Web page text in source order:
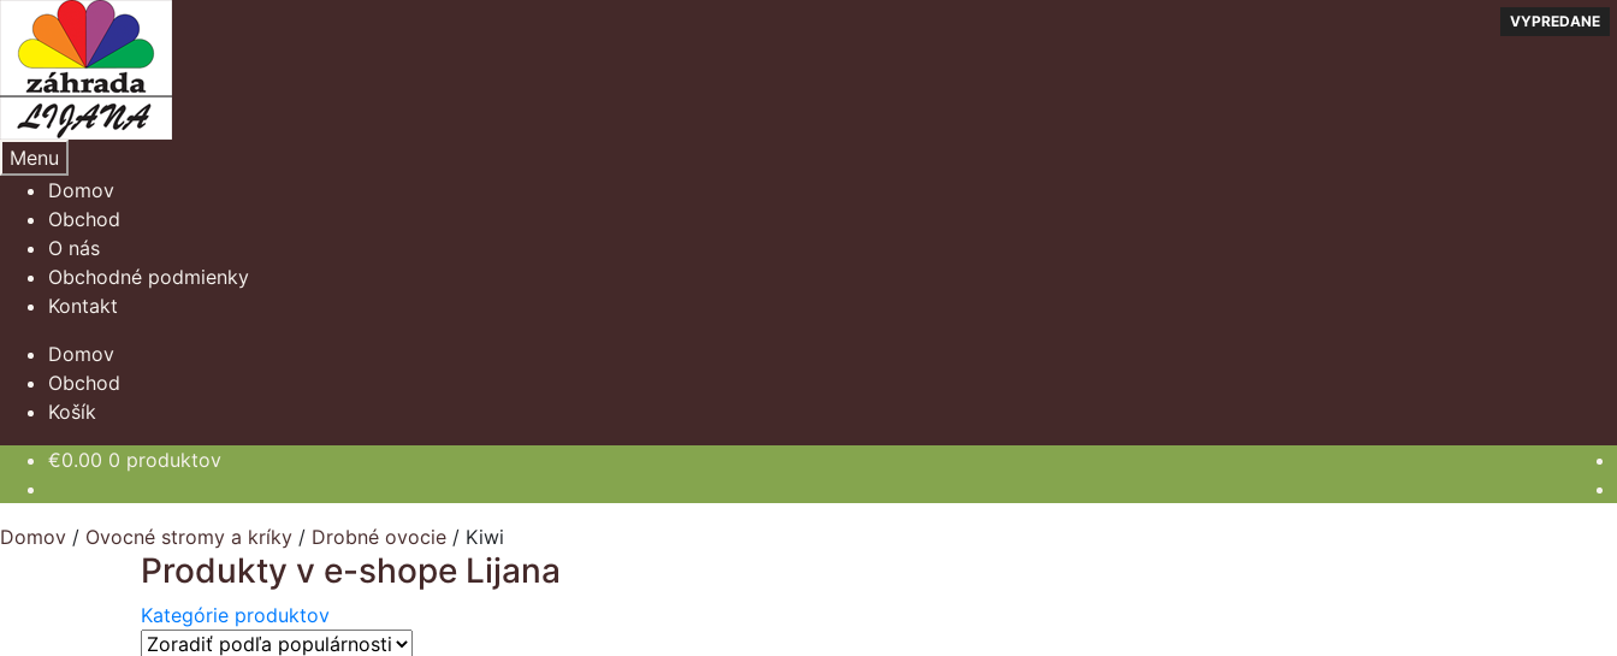
Preskočiť
na
navigáciu
Preskočiť
na
obsah
Menu
Domov
Obchod
O nás
Obchodné podmienky
Kontakt
Domov
Obchod
Košík
€0.00 0 produktov
Domov / Ovocné stromy a kríky / Drobné ovocie / Kiwi
Produkty v e-shope Lijana
Kategórie produktov
VYPREDANE
VYPREDANE